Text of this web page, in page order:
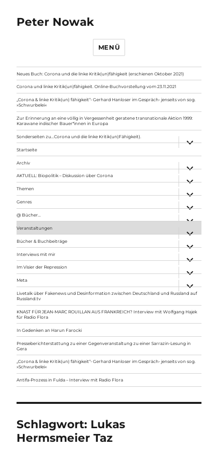
Peter Nowak
MENÜ
Neues Buch: Corona und die linke Kritik(un)fähigkeit (erschienen Oktober 2021)
Corona und linke Kritik(un)fähigkeit. Online-Buchvorstellung vom 23.11.2021
„Corona & linke Kritik(un) fähigkeit“- Gerhard Hanloser im Gespräch- jenseits von sog.
»Schwurbelei«
Zur Erinnerung an eine völlig in Vergessenheit geratene transnationale Aktion 1999:
Karawane indischer Bauer*innen in Europa
Sonderseiten zu…Corona und die linke Kritik(un)Fähigkeit).
anzeigen
Startseite
Archiv
anzeigen
AKTUELL: Biopolitik – Diskussion über Corona
anzeigen
Themen
anzeigen
Genres
anzeigen
@ Bücher…
Veranstaltungen
anzeigen
Bücher & Buchbeiträge
anzeigen
Interviews mit mir
anzeigen
Im Visier der Repression
anzeigen
Meta
anzeigen
Livetalk über Fakenews und Desinformation zwischen Deutschland und Russland auf
Russland.tv
KNAST FÜR JEAN-MARC ROUILLAN AUS FRANKREICH? Interview mit Wolfgang Hajek
für Radio Flora
In Gedenken an Harun Farocki
Presseberichterstattung zu einer Gegenveranstaltung zu einer Sarrazin-Lesung in
Gera
„Corona & linke Kritik(un) fähigkeit“- Gerhard Hanloser im Gespräch- jenseits von sog.
»Schwurbelei«
Antifa-Prozess in Fulda – Interview mit Radio Flora
Schlagwort: Lukas
Hermsmeier Taz